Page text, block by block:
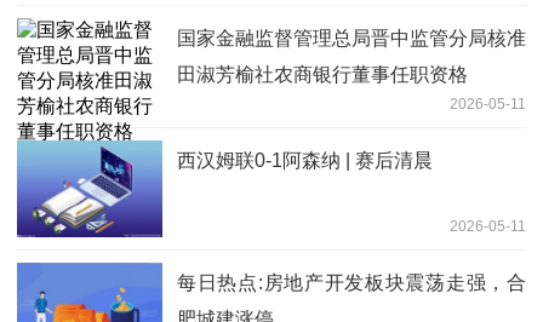
国家金融监督管理总局晋中监管分局核准
田淑芳榆社农商银行董事任职资格
2026-05-11
西汉姆联0-1阿森纳 | 赛后清晨
2026-05-11
每日热点:房地产开发板块震荡走强，合